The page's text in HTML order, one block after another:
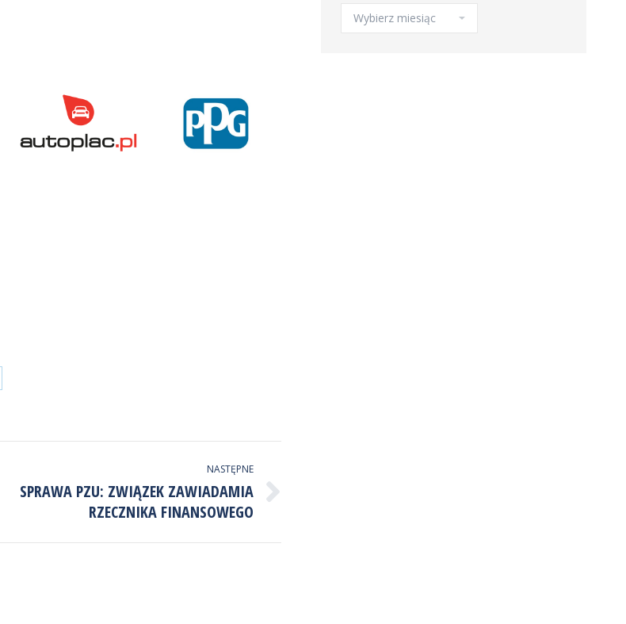
NASTĘPNE
SPRAWA PZU: ZWIĄZEK ZAWIADAMIA
RZECZNIKA FINANSOWEGO
Archiwa